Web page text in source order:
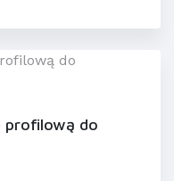
profilową do